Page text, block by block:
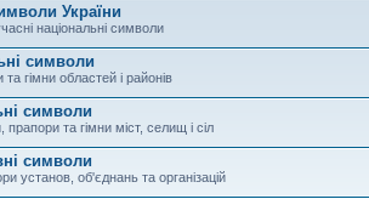
України
національні символи
символи
гімни областей і районів
символи
прапори та гімни міст, селищ і сіл
символи
установ, об'єднань та організацій